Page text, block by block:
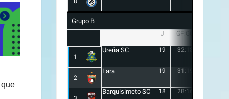
Grupo B
J GF:GC
1
Ureña SC 19 32:18
2
Lara 19 31:19
Barquisimeto SC 18 28:16